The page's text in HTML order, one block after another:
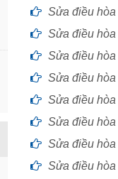
Sửa điều hòa
Sửa điều hòa
Sửa điều
Sửa điều
Sửa điều
Sửa điều
Sửa điều hòa
Sửa điều